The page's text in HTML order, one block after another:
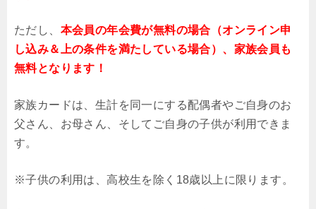
ただし、 本会員の年会費が無料の場合（オンライン申
し込み＆上の条件を満たしている場合）、家族会員も
無料となります！
家族カードは、生計を同一にする配偶者やご自身のお
父さん、お母さん、そしてご自身の子供が利用できま
す。
※子供の利用は、高校生を除く18歳以上に限ります。